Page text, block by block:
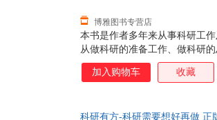
本书是作者多年来从事科研工
从做科研的准备工作、做科研
具四方面，系统地介绍了科研
一些独特经验和技巧。通过阅
博雅图书专营店
加入购物车 收藏
科研有方-科研需要想好再做 正